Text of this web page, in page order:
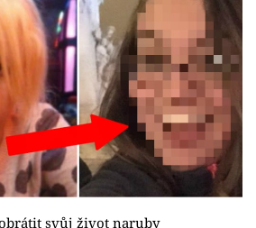
svůj život naruby